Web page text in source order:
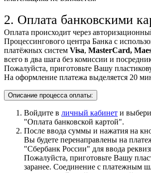
2. Оплата банковскими
Оплата происходит через
Процессингового центра Банка с
платёжных систем Visa, MasterCard,
всего в два шага без комиссии и
Пожалуйста, приготовьте Вашу
На оформление платежа выделяется 20
Описание процесса оплаты:
Войдите в личный кабинет и
"Оплата банковской картой".
После ввода суммы и нажатия на
Вы будете перенаправлены на
"Сбербанк России" для ввода
Пожалуйста, приготовьте Вашу
заранее. Соединение с платежным